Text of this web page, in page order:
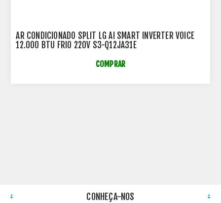
AR CONDICIONADO SPLIT LG AI SMART INVERTER VOICE
12.000 BTU FRIO 220V S3-Q12JA31E
COMPRAR
CONHEÇA-NOS